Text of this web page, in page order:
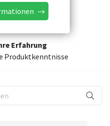
Erfahrung
Produktkenntnisse